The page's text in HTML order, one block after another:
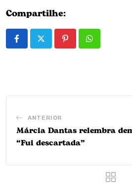
Compartilhe:
PinterestWhatsapp
ANTERIOR
Márcia Dantas relembra
“Fui descartada”